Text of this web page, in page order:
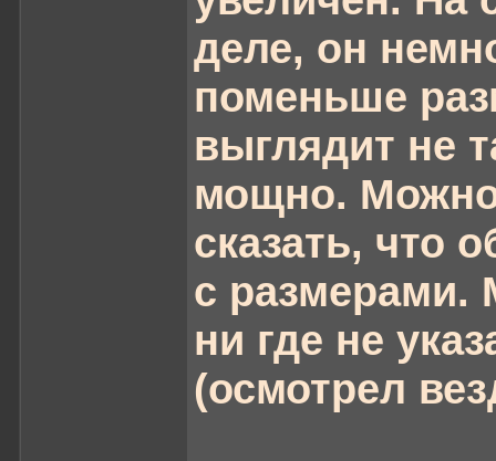
деле, он
поменьше
выглядит не
мощно.
сказать, что
с размерами.
ни где не
(осмотрел